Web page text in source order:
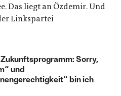
Das liegt an Özdemir. Und
Linkspartei
Sorry,
und
bin ich